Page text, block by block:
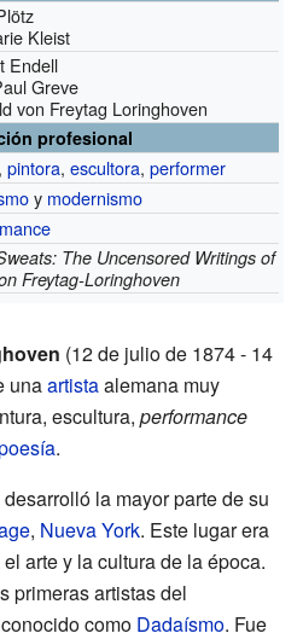
Kleist
Endell
Greve
von Freytag Loringhoven
profesional
,pintora,escultora,performer
y modernismo
The Uncensored Writings of
Freytag-Loringhoven
(12 de julio de 1874 - 14
unaartistaalemana muy
escultura, performance
.
la mayor parte de su
, Nueva York. Este lugar era
arte y la cultura de la época.
primeras artistas del
conocido como Dadaísmo. Fue